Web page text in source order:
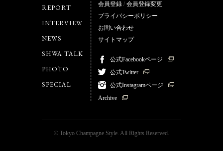
REPORT
INTERVIEW
NEWS
SHWA TALK
PHOTO
SPECIAL
会員登録 / 会員登録変更
プライバシーポリシー
お問い合わせ
サイトマップ
公式Facebookページ
公式Twitter
公式Instagramページ
Archive
© Tokyo Champagne Style. All Rights Reserved.